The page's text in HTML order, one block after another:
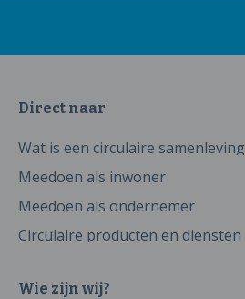
Direct naar
Wat is een circulaire samenleving
Meedoen als inwoner
Meedoen als ondernemer
Circulaire producten en diensten
Wie zijn wij?